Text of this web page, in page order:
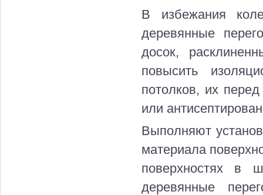
В избежания
деревянные
досок,
повысить
потолков, их
или
Выполняют
материала
поверхностях в
деревянные